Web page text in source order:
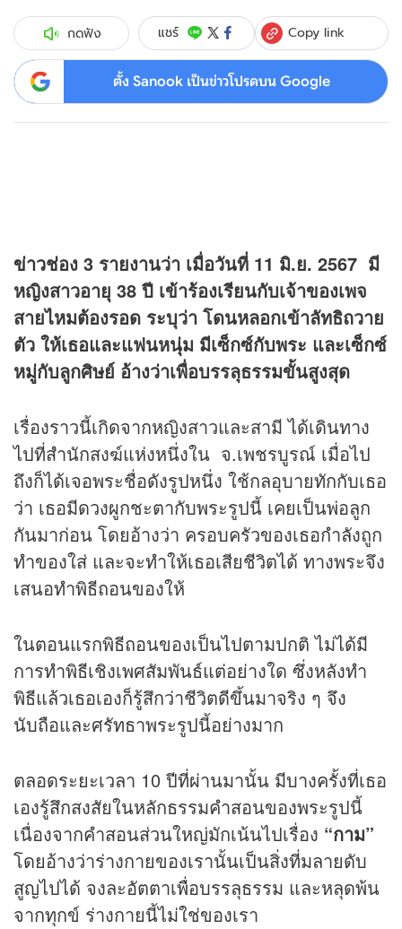
กดฟัง แชร์ Copy link
ตั้ง Sanook เป็นข่าวโปรดบน Google
ข่าวช่อง 3 รายงานว่า เมื่อวันที่ 11 มิ.ย. 2567 มี
หญิงสาวอายุ 38 ปี เข้าร้องเรียนกับเจ้าของเพจ
สายไหมต้องรอด ระบุว่า โดนหลอกเข้าลัทธิถวาย
ตัว ให้เธอและแฟนหนุ่ม มีเซ็กซ์กับพระ และเซ็กซ์
หมู่กับลูกศิษย์ อ้างว่าเพื่อบรรลุธรรมขั้นสูงสุด
เรื่องราวนี้เกิดจากหญิงสาวและสามี ได้เดินทาง
ไปที่สำนักสงฆ์แห่งหนึ่งใน จ.เพชรบูรณ์ เมื่อไป
ถึงก็ได้เจอพระชื่อดังรูปหนึ่ง ใช้กลอุบายทักกับเธอ
ว่า เธอมีดวงผูกชะตากับพระรูปนี้ เคยเป็นพ่อลูก
กันมาก่อน โดยอ้างว่า ครอบครัวของเธอกำลังถูก
ทำของใส่ และจะทำให้เธอเสียชีวิตได้ ทางพระจึง
เสนอทำพิธีถอนของให้
ในตอนแรกพิธีถอนของเป็นไปตามปกติ ไม่ได้มี
การทำพิธีเชิงเพศสัมพันธ์แต่อย่างใด ซึ่งหลังทำ
พิธีแล้วเธอเองก็รู้สึกว่าชีวิตดีขึ้นมาจริง ๆ จึง
นับถือและศรัทธาพระรูปนี้อย่างมาก
ตลอดระยะเวลา 10 ปีที่ผ่านมานั้น มีบางครั้งที่เธอ
เองรู้สึกสงสัยในหลักธรรมคำสอนของพระรูปนี้
เนื่องจากคำสอนส่วนใหญ่มักเน้นไปเรื่อง “กาม”
โดยอ้างว่าร่างกายของเรานั้นเป็นสิ่งที่มลายดับ
สูญไปได้ จงละอัตตาเพื่อบรรลุธรรม และหลุดพ้น
จากทุกข์ ร่างกายนี้ไม่ใช่ของเรา